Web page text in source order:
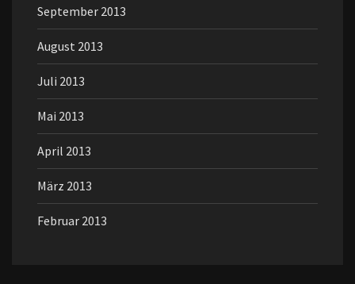
September 2013
August 2013
Juli 2013
Mai 2013
April 2013
März 2013
Februar 2013